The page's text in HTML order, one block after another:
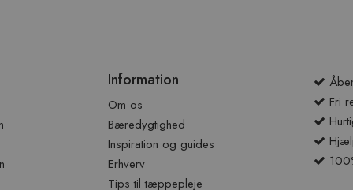
Information
Om os
Bæredygtighed
Inspiration og guides
Erhverv
Tips til tæppepleje
Fri